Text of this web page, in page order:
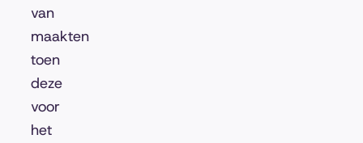
van
maakten
toen
deze
voor
het